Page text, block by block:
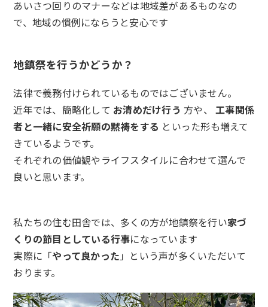
あいさつ回りのマナーなどは地域差があるものなの
で、地域の慣例にならうと安心です
地鎮祭を行うかどうか？
法律で義務付けられているものではございません。
近年では、簡略化して お清めだけ行う 方や、工事関係
者と一緒に安全祈願の黙祷をする といった形も増えて
きているようです。
それぞれの価値観やライフスタイルに合わせて選んで
良いと思います。
私たちの住む田舎では、多くの方が地鎮祭を行い家づ
くりの節目としている行事になっています
実際に「やって良かった 」という声が多くいただいて
おります。